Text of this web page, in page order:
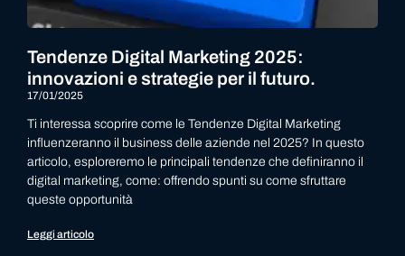
Tendenze Digital Marketing 2025:
innovazioni e strategie per il futuro.
17/01/2025
Ti interessa scoprire come le Tendenze Digital Marketing
influenzeranno il business delle aziende nel 2025? In questo
articolo, esploreremo le principali tendenze che definiranno il
digital marketing, come: offrendo spunti su come sfruttare
queste opportunità
Leggi articolo